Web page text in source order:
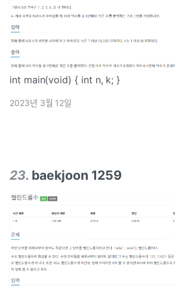
int main(void) { int n, k; }
2023년 3월 12일
23. baekjoon 1259